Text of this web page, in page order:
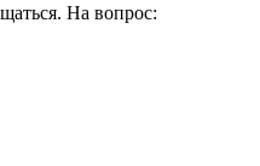
На вопрос: